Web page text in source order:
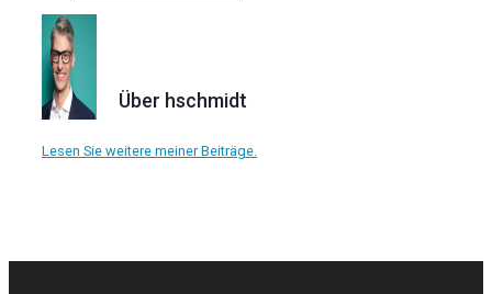
Über hschmidt
Lesen Sie weitere meiner Beiträge.